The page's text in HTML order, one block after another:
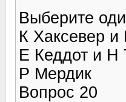
Выберите
К Хаксевер и
Е Кеддот и Н
Р Мердик
Вопрос 20